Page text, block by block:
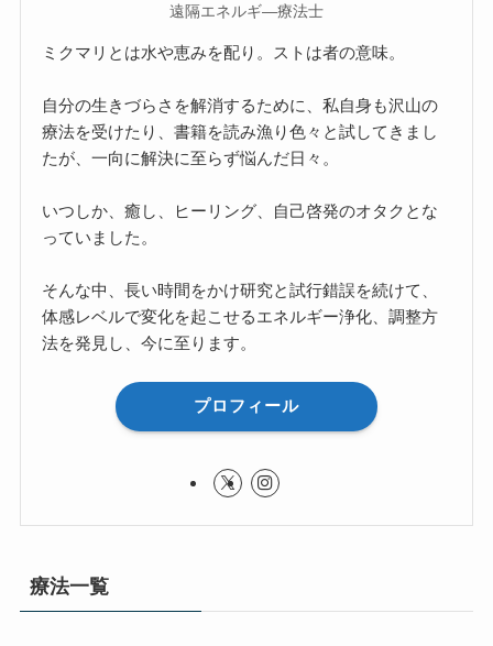
遠隔エネルギ―療法士
ミクマリとは水や恵みを配り。ストは者の意味。
自分の生きづらさを解消するために、私自身も沢山の
療法を受けたり、書籍を読み漁り色々と試してきまし
たが、一向に解決に至らず悩んだ日々。
いつしか、癒し、ヒーリング、自己啓発のオタクとな
っていました。
そんな中、長い時間をかけ研究と試行錯誤を続けて、
体感レベルで変化を起こせるエネルギー浄化、調整方
法を発見し、今に至ります。
プロフィール
療法一覧